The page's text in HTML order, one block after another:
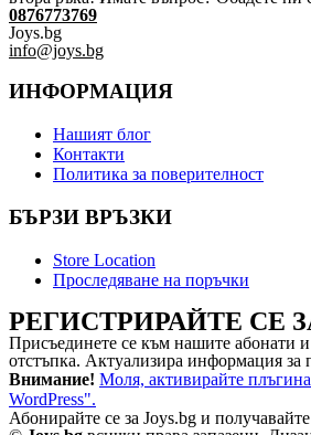
0876773769
Joys.bg
info@joys.bg
ИНФОРМАЦИЯ
Нашият блог
Контакти
Политика за поверителност
БЪРЗИ ВРЪЗКИ
Store Location
Проследяване на поръчки
РЕГИСТРИРАЙТЕ СЕ
Присъединете се към нашите абонати
отстъпка. Актуализира информация за
Внимание! Моля, активирайте
WordPress".
Абонирайте се за Joys.bg и